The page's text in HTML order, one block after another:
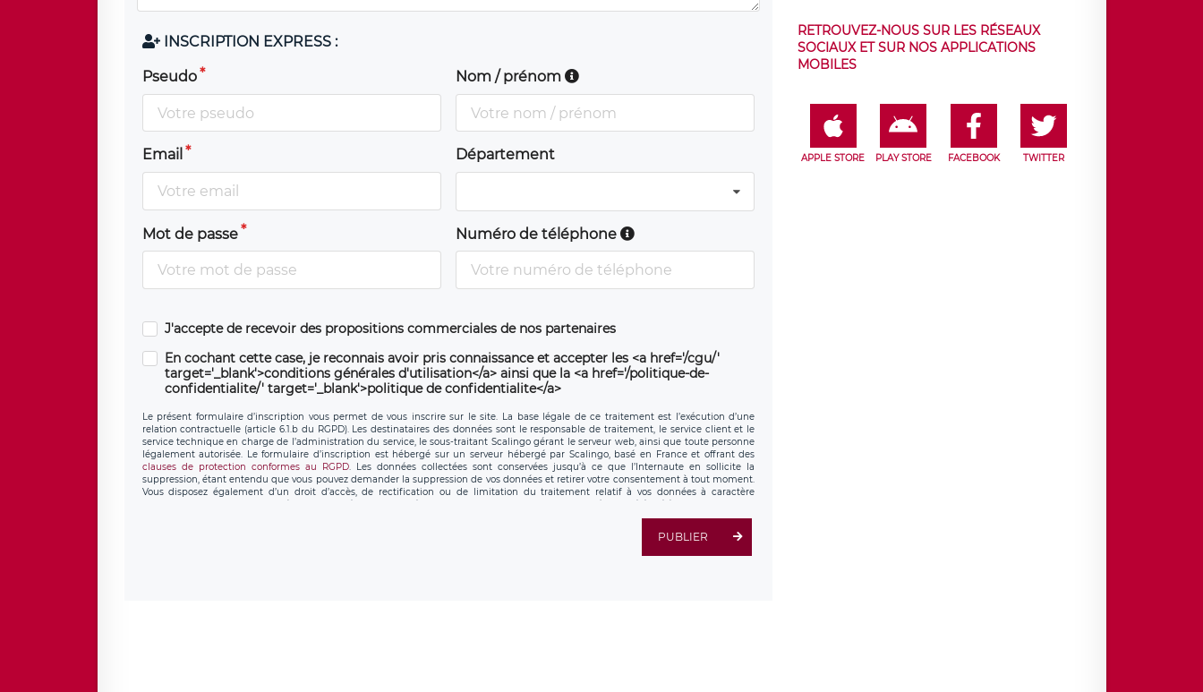
INSCRIPTION EXPRESS :
Pseudo Nom / prénom
Email Département
Mot de passe Numéro de téléphone
J'accepte de recevoir des propositions commerciales de nos partenaires
En cochant cette case, je reconnais avoir pris connaissance et accepter les <a href='/cgu/'
target='_blank'>conditions générales d'utilisation</a> ainsi que la <a href='/politique-de-
confidentialite/' target='_blank'>politique de confidentialite</a>
Le présent formulaire d’inscription vous permet de vous inscrire sur le site. La base légale de ce traitement est l’exécution d’une
relation contractuelle (article 6.1.b du RGPD). Les destinataires des données sont le responsable de traitement, le service client et le
service technique en charge de l’administration du service, le sous-traitant Scalingo gérant le serveur web, ainsi que toute personne
légalement autorisée. Le formulaire d’inscription est hébergé sur un serveur hébergé par Scalingo, basé en France et offrant des
clauses de protection conformes au RGPD. Les données collectées sont conservées jusqu’à ce que l’Internaute en sollicite la
suppression, étant entendu que vous pouvez demander la suppression de vos données et retirer votre consentement à tout moment.
Vous disposez également d’un droit d’accès, de rectification ou de limitation du traitement relatif à vos données à caractère
personnel, ainsi que d’un droit à la portabilité de vos données. Vous pouvez exercer ces droits auprès du délégué à la protection des
données de LÉGAVOX qui exerce au siège social de LÉGAVOX et est joignable à l’adresse mail suivante :
donneespersonnelles@legavox.fr. Le responsable de traitement est la société LÉGAVOX, sis 9 rue Léopold Sédar Senghor, joignable à
l’adresse mail : responsabledetraitement@legavox.fr. Vous avez également le droit d’introduire une réclamation auprès d’une autorité
PUBLIER
RETROUVEZ-NOUS SUR LES RÉSEAUX
SOCIAUX ET SUR NOS APPLICATIONS
MOBILES
APPLE STORE PLAY STORE FACEBOOK TWITTER